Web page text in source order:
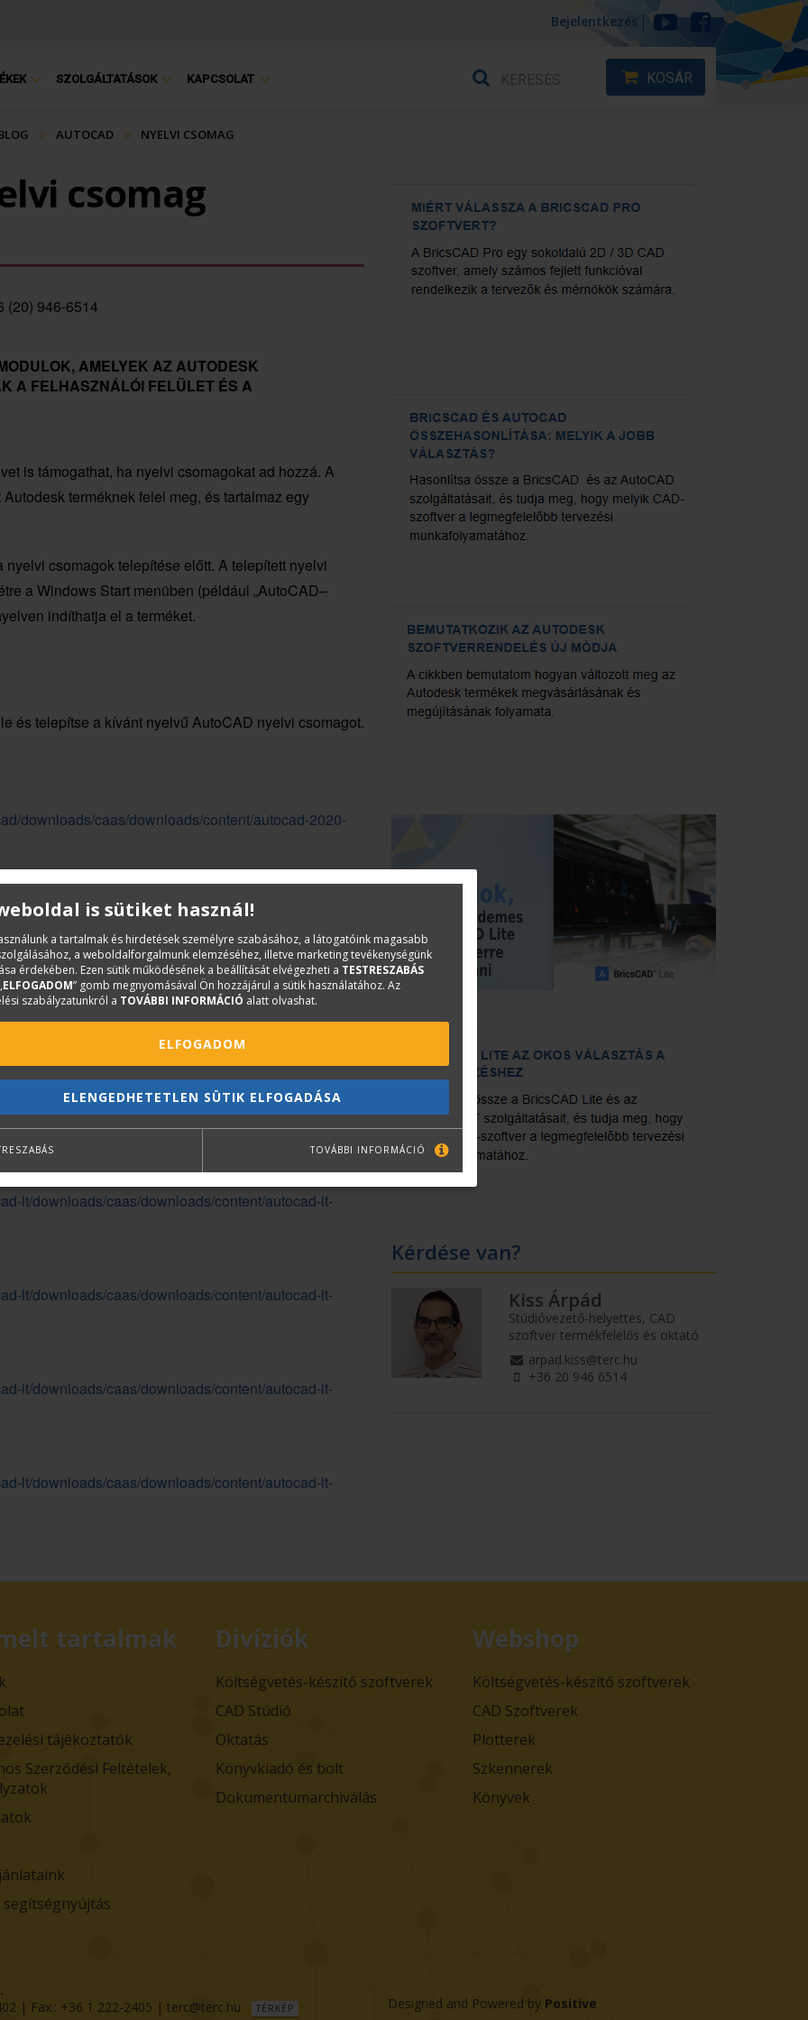
Bejelentkezés
SZOLGÁLTATÁSOK KAPCSOLAT KOSÁR
AUTOCAD NYELVI CSOMAG
csomag
(20) 946-6514
AMELYEK AZ AUTODESK
A FELHASZNÁLÓI FELÜLET ÉS A
is támogathat, ha nyelvi csomagokat ad hozzá. A
terméknek felel meg, és tartalmaz egy
csomagok telepítése előtt. A telepített nyelvi
a Windows Start menüben (például „AutoCAD–
indíthatja el a terméket.
és telepítse a kívánt nyelvű AutoCAD nyelvi csomagot.
downloads/caas/downloads/content/autocad-2020-
downloads/caas/downloads/content/autocad-2019-
downloads/caas/downloads/content/autocad-2018-
downloads/caas/downloads/content/autocad-2017-
lt/downloads/caas/downloads/content/autocad-lt-
lt/downloads/caas/downloads/content/autocad-lt-
lt/downloads/caas/downloads/content/autocad-lt-
lt/downloads/caas/downloads/content/autocad-lt-
Kérdése van?
Kiss Árpád
Stúdióvezető-helyettes, CAD
szoftver termékfelelős és oktató
arpad.kiss@terc.hu
+36 20 946 6514
tartalmak
tájékoztatók
Szerződési Feltételek,
segítségnyújtás
Divíziók
Költségvetés-készítő szoftverek
CAD Stúdió
Oktatás
Könyvkiadó és bolt
Dokumentumarchiválás
Webshop
Költségvetés-készítő szoftverek
CAD Szoftverek
Plotterek
Szkennerek
Könyvek
| Fax.: +36 1 222-2405 | terc@terc.hu TÉRKÉP Designed and Powered by Positive
is sütiket használ!
a tartalmak és hirdetések személyre szabásához, a látogatóink magasabb
a weboldalforgalmunk elemzéséhez, illetve marketing tevékenységünk
érdekében. Ezen sütik működésének a beállítását elvégezheti a TESTRESZABÁS
ELFOGADOM” gomb megnyomásával Ön hozzájárul a sütik használatához. Az
szabályzatunkról a TOVÁBBI INFORMÁCIÓ alatt olvashat.
ELFOGADOM
ELENGEDHETETLEN SÜTIK ELFOGADÁSA
TOVÁBBI INFORMÁCIÓ